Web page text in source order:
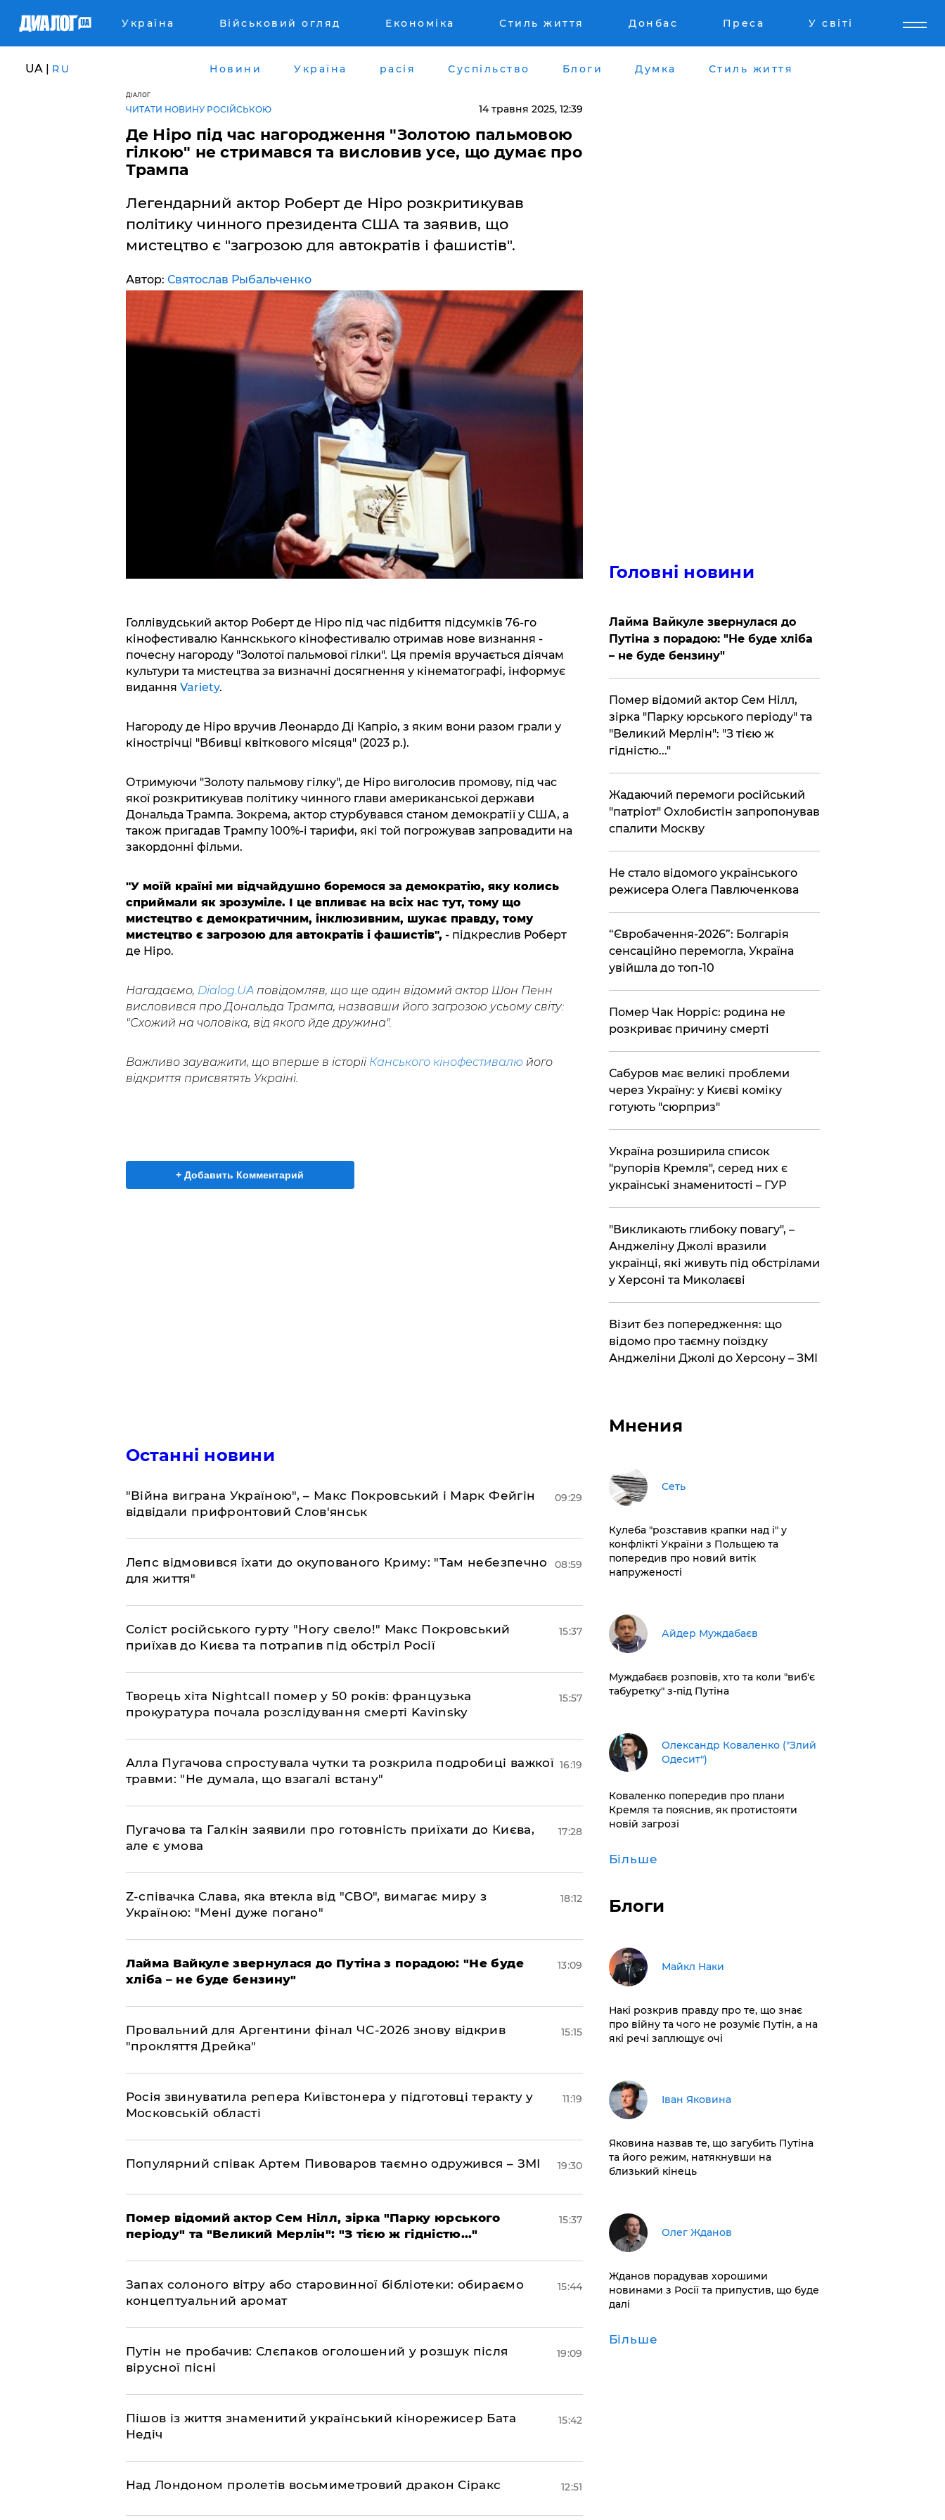
Україна Військовий огляд Економіка Стиль життя Донбас Преса У світі
UA | RU Новини Україна расія Суспільство Блоги Думка Стиль життя
ДІАЛОГ
ЧИТАТИ НОВИНУ РОСІЙСЬКОЮ 14 травня 2025, 12:39
Де Ніро під час нагородження "Золотою пальмовою
гілкою" не стримався та висловив усе, що думає про
Трампа
Легендарний актор Роберт де Ніро розкритикував
політику чинного президента США та заявив, що
мистецтво є "загрозою для автократів і фашистів".
Автор: Святослав Рыбальченко
Голлівудський актор Роберт де Ніро під час підбиття підсумків 76-го
кінофестивалю Каннскького кінофестивалю отримав нове визнання -
почесну нагороду "Золотої пальмової гілки". Ця премія вручається діячам
культури та мистецтва за визначні досягнення у кінематографі, інформує
видання Variety.
Нагороду де Ніро вручив Леонардо Ді Капріо, з яким вони разом грали у
кінострічці "Вбивці квіткового місяця" (2023 р.).
Отримуючи "Золоту пальмову гілку", де Ніро виголосив промову, під час
якої розкритикував політику чинного глави американської держави
Дональда Трампа. Зокрема, актор стурбувався станом демократії у США, а
також пригадав Трампу 100%-і тарифи, які той погрожував запровадити на
закордонні фільми.
"У моїй країні ми відчайдушно боремося за демократію, яку колись
сприймали як зрозуміле. І це впливає на всіх нас тут, тому що
мистецтво є демократичним, інклюзивним, шукає правду, тому
мистецтво є загрозою для автократів і фашистів", - підкреслив Роберт
де Ніро.
Нагадаємо, Dialog.UA повідомляв, що ще один відомий актор Шон Пенн
висловився про Дональда Трампа, назвавши його загрозою усьому світу:
"Схожий на чоловіка, від якого йде дружина".
Важливо зауважити, що вперше в історії Канського кінофестивалю його
відкриття присвятять Україні.
+ Добавить Комментарий
Останні новини
"Війна виграна Україною", – Макс Покровський і Марк Фейгін
відвідали прифронтовий Слов'янськ
09:29
Лепс відмовився їхати до окупованого Криму: "Там небезпечно
для життя"
08:59
Соліст російського гурту "Ногу свело!" Макс Покровський
приїхав до Києва та потрапив під обстріл Росії
15:37
Творець хіта Nightcall помер у 50 років: французька
прокуратура почала розслідування смерті Kavinsky
15:57
Алла Пугачова спростувала чутки та розкрила подробиці важкої
травми: "Не думала, що взагалі встану"
16:19
​Пугачова та Галкін заявили про готовність приїхати до Києва,
але є умова
17:28
​Z-співачка Слава, яка втекла від "СВО", вимагає миру з
Україною: "Мені дуже погано"
18:12
Лайма Вайкуле звернулася до Путіна з порадою: "Не буде
хліба – не буде бензину"
13:09
Провальний для Аргентини фінал ЧС-2026 знову відкрив
"прокляття Дрейка"
15:15
Росія звинуватила репера Київстонера у підготовці теракту у
Московській області
11:19
Популярний співак Артем Пивоваров таємно одружився – ЗМІ 19:30
Помер відомий актор Сем Нілл, зірка "Парку юрського
періоду" та "Великий Мерлін": "З тією ж гідністю..."
15:37
Запах солоного вітру або старовинної бібліотеки: обираємо
концептуальний аромат
15:44
​Путін не пробачив: Слєпаков оголошений у розшук після
вірусної пісні
19:09
Пішов із життя знаменитий український кінорежисер Бата
Недіч
15:42
Над Лондоном пролетів восьмиметровий дракон Сіракс 12:51
Головні новини
Лайма Вайкуле звернулася до
Путіна з порадою: "Не буде хліба
– не буде бензину"
Помер відомий актор Сем Нілл,
зірка "Парку юрського періоду" та
"Великий Мерлін": "З тією ж
гідністю..."
Жадаючий перемоги російський
"патріот" Охлобистін запропонував
спалити Москву
​Не стало відомого українського
режисера Олега Павлюченкова
​“Євробачення-2026”: Болгарія
сенсаційно перемогла, Україна
увійшла до топ-10
Помер Чак Норріс: родина не
розкриває причину смерті
Сабуров має великі проблеми
через Україну: у Києві коміку
готують "сюрприз"
Україна розширила список
"рупорів Кремля", серед них є
українські знаменитості – ГУР
"Викликають глибоку повагу", –
Анджеліну Джолі вразили
українці, які живуть під обстрілами
у Херсоні та Миколаєві
Візит без попередження: що
відомо про таємну поїздку
Анджеліни Джолі до Херсону – ЗМІ
Мнения
Сеть
Кулеба "розставив крапки над і" у
конфлікті України з Польщею та
попередив про новий витік
напруженості
Айдер Муждабаєв
Муждабаєв розповів, хто та коли "виб'є
табуретку" з-під Путіна
Олександр Коваленко ("Злий
Одесит")
Коваленко попередив про плани
Кремля та пояснив, як протистояти
новій загрозі
Більше
Блоги
Майкл Наки
Накі розкрив правду про те, що знає
про війну та чого не розуміє Путін, а на
які речі заплющує очі
Іван Яковина
Яковина назвав те, що загубить Путіна
та його режим, натякнувши на
близький кінець
Олег Жданов
Жданов порадував хорошими
новинами з Росії та припустив, що буде
далі
Більше